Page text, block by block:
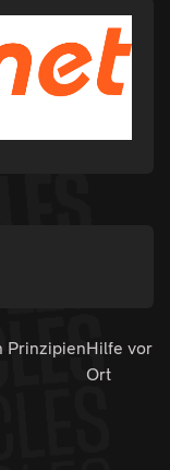
PrinzipienHilfe vor
Ort